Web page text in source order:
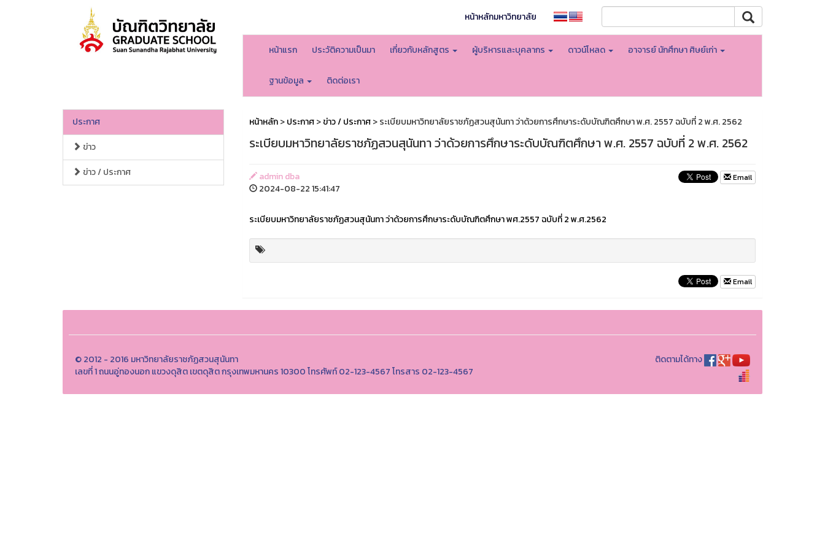
หน้าหลักมหาวิทยาลัย
หน้าแรก ประวัติความเป็นมา เกี่ยวกับหลักสูตร ผู้บริหารและบุคลากร ดาวน์โหลด อาจารย์ นักศึกษา ศิษย์เก่า
ฐานข้อมูล ติดต่อเรา
ประกาศ
ข่าว
ข่าว / ประกาศ
หน้าหลัก>ประกาศ>ข่าว / ประกาศ> ระเบียบมหาวิทยาลัยราชภัฏสวนสุนันทา ว่าด้วยการศึกษาระดับบัณฑิตศึกษา พ.ศ. 2557 ฉบับที่ 2 พ.ศ. 2562
ระเบียบมหาวิทยาลัยราชภัฏสวนสุนันทา ว่าด้วยการศึกษาระดับบัณฑิตศึกษา พ.ศ. 2557 ฉบับที่ 2 พ.ศ. 2562
admin dba
2024-08-22 15:41:47
Email
ระเบียบมหาวิทยาลัยราชภัฏสวนสุนันทา ว่าด้วยการศึกษาระดับบัณฑิตศึกษา พศ.2557 ฉบับที่ 2 พ.ศ.2562
Email
© 2012 - 2016 มหาวิทยาลัยราชภัฏสวนสุนันทา
เลขที่ 1 ถนนอู่ทองนอก แขวงดุสิต เขตดุสิต กรุงเทพมหานคร 10300 โทรศัพท์ 02-123-4567 โทรสาร 02-123-4567
ติดตามได้ทาง